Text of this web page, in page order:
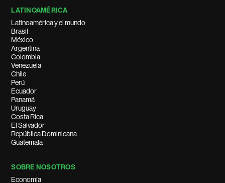
LATINOAMÉRICA
Latinoamérica y el mundo
Brasil
México
Argentina
Colombia
Venezuela
Chile
Perú
Ecuador
Panamá
Uruguay
Costa Rica
El Salvador
República Dominicana
Guatemala
SOBRE NOSOTROS
Economía